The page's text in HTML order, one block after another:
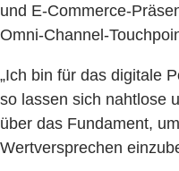
und E-Commerce-
Omni-Channel-
„Ich bin für das digitale
so lassen sich nahtlose
über das Fundament,
Wertversprechen